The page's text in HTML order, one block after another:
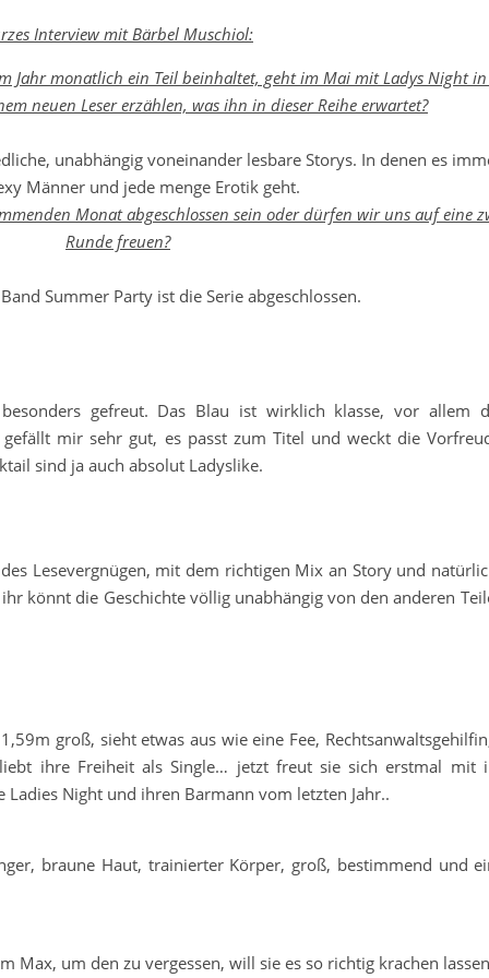
Interview mit Bärbel Muschiol:
Jahr monatlich ein Teil beinhaltet, geht im Mai mit Ladys Night
neuen Leser erzählen, was ihn in dieser Reihe erwartet?
unabhängig voneinander lesbare Storys. In denen es
Männer und jede menge Erotik geht.
Monat abgeschlossen sein oder dürfen wir uns auf eine
Runde freuen?
Summer Party ist die Serie abgeschlossen.
gefreut. Das Blau ist wirklich klasse, vor allem
mir sehr gut, es passt zum Titel und weckt die
sind ja auch absolut Ladyslike.
Lesevergnügen, mit dem richtigen Mix an Story und
könnt die Geschichte völlig unabhängig von den anderen
groß, sieht etwas aus wie eine Fee,
ihre Freiheit als Single… jetzt freut sie sich erstmal mit
Night und ihren Barmann vom letzten Jahr..
braune Haut, trainierter Körper, groß, bestimmend und
Max, um den zu vergessen, will sie es so richtig krachen